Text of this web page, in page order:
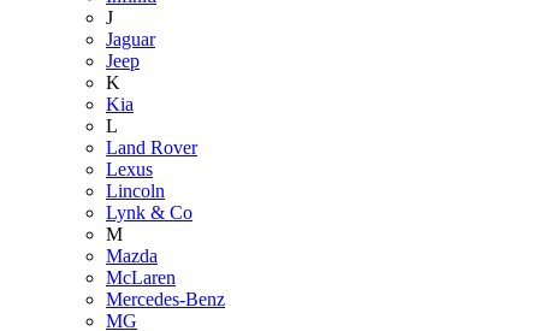
J
Jaguar
Jeep
K
Kia
L
Land Rover
Lexus
Lincoln
Lynk & Co
M
Mazda
McLaren
Mercedes-Benz
MG